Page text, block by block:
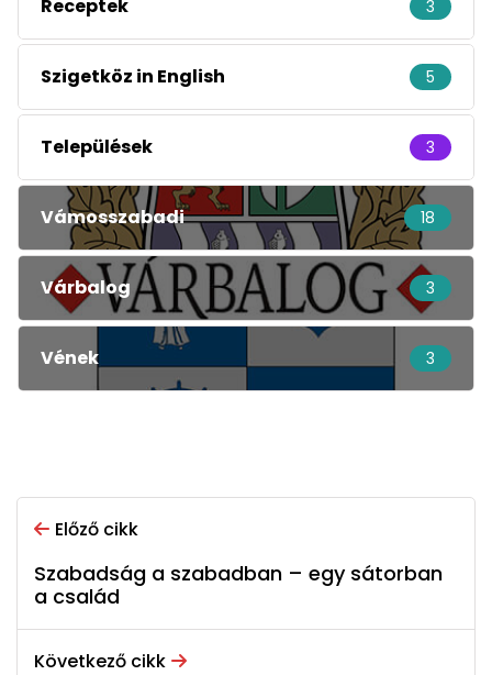
Receptek 3
Szigetköz in English 5
Települések 3
Vámosszabadi 18
Várbalog 3
Vének 3
Előző cikk
Szabadság a szabadban – egy sátorban
a család
Következő cikk